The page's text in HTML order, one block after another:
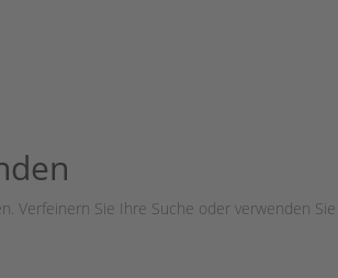
Verfeinern Sie Ihre Suche oder verwenden